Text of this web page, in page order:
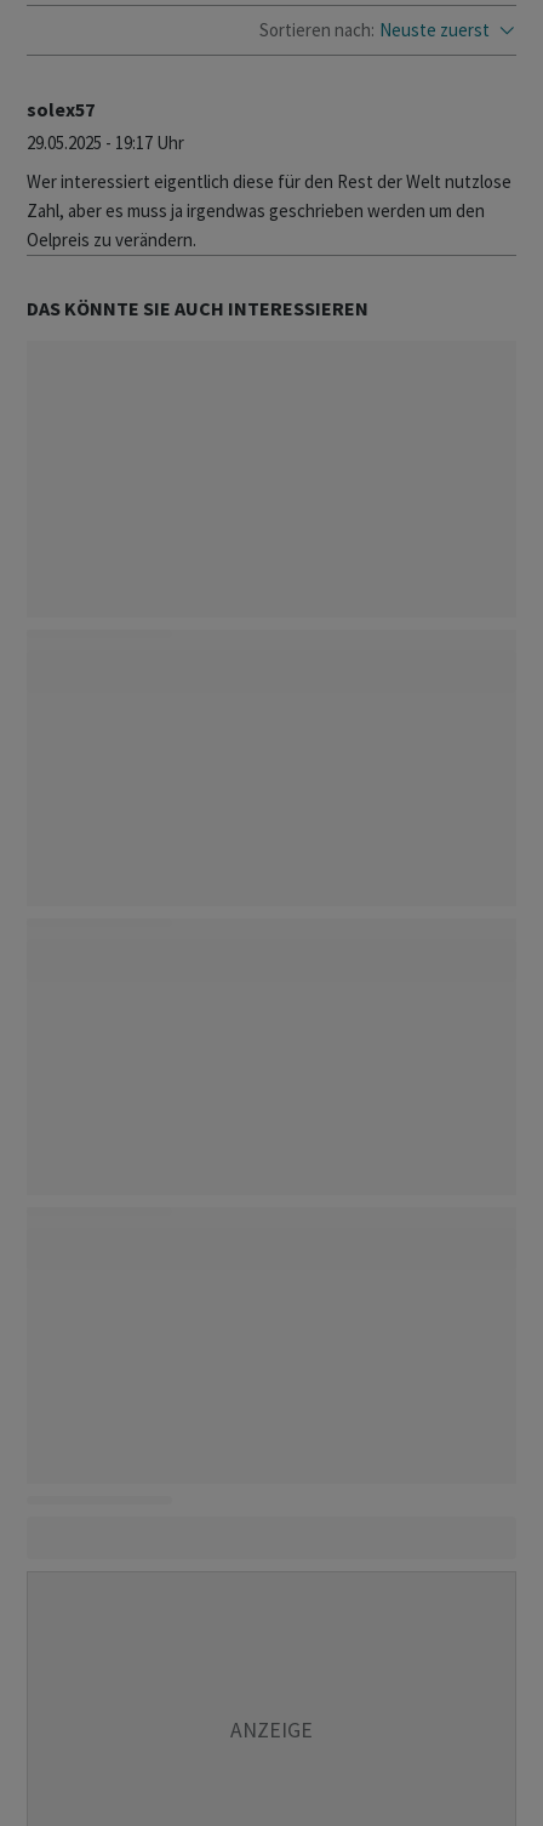
Sortieren nach: Neuste zuerst
solex57
29.05.2025 - 19:17 Uhr
Wer interessiert eigentlich diese für den Rest der Welt nutzlose
Zahl, aber es muss ja irgendwas geschrieben werden um den
Oelpreis zu verändern.
DAS KÖNNTE SIE AUCH INTERESSIEREN